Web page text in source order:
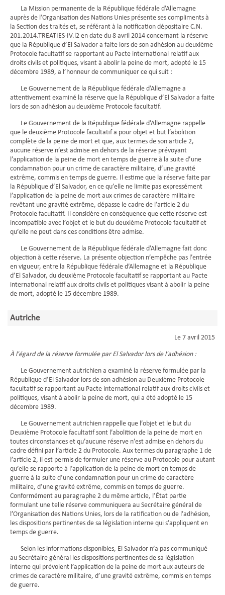
La Mission permanente de la République fédérale d’Allemagne
auprès de l’Organisation des Nations Unies présente ses compliments à
la Section des traités et, se référant à la notification dépositaire C.N.
201.2014.TREATIES-IV.l2 en date du 8 avril 2014 concernant la réserve
que la République d’El Salvador a faite lors de son adhésion au deuxième
Protocole facultatif se rapportant au Pacte international relatif aux
droits civils et politiques, visant à abolir la peine de mort, adopté le 15
décembre 1989, a l’honneur de communiquer ce qui suit :
Le Gouvernement de la République fédérale d’Allemagne a
attentivement examiné la réserve que la République d’El Salvador a faite
lors de son adhésion au deuxième Protocole facultatif.
Le Gouvernement de la République fédérale d’Allemagne rappelle
que le deuxième Protocole facultatif a pour objet et but l’abolition
complète de la peine de mort et que, aux termes de son article 2,
aucune réserve n’est admise en dehors de la réserve prévoyant
l’application de la peine de mort en temps de guerre à la suite d’une
condamnation pour un crime de caractère militaire, d’une gravité
extrême, commis en temps de guerre. Il estime que la réserve faite par
la République d’El Salvador, en ce qu’elle ne limite pas expressément
l’application de la peine de mort aux crimes de caractère militaire
revêtant une gravité extrême, dépasse le cadre de l’article 2 du
Protocole facultatif. Il considère en conséquence que cette réserve est
incompatible avec l’objet et le but du deuxième Protocole facultatif et
qu’elle ne peut dans ces conditions être admise.
Le Gouvernement de la République fédérale d’Allemagne fait donc
objection à cette réserve. La présente objection n’empêche pas l’entrée
en vigueur, entre la République fédérale d’Allemagne et la République
d’El Salvador, du deuxième Protocole facultatif se rapportant au Pacte
international relatif aux droits civils et politiques visant à abolir la peine
de mort, adopté le 15 décembre 1989.
Autriche
Le 7 avril 2015
À l'égard de la réserve formulée par El Salvador lors de l'adhésion :
Le Gouvernement autrichien a examiné la réserve formulée par la
République d’El Salvador lors de son adhésion au Deuxième Protocole
facultatif se rapportant au Pacte international relatif aux droits civils et
politiques, visant à abolir la peine de mort, qui a été adopté le 15
décembre 1989.
Le Gouvernement autrichien rappelle que l’objet et le but du
Deuxième Protocole facultatif sont l’abolition de la peine de mort en
toutes circonstances et qu’aucune réserve n’est admise en dehors du
cadre défini par l’article 2 du Protocole. Aux termes du paragraphe 1 de
l’article 2, il est permis de formuler une réserve au Protocole pour autant
qu’elle se rapporte à l’application de la peine de mort en temps de
guerre à la suite d’une condamnation pour un crime de caractère
militaire, d’une gravité extrême, commis en temps de guerre.
Conformément au paragraphe 2 du même article, l’État partie
formulant une telle réserve communiquera au Secrétaire général de
l’Organisation des Nations Unies, lors de la ratification ou de l’adhésion,
les dispositions pertinentes de sa législation interne qui s’appliquent en
temps de guerre.
Selon les informations disponibles, El Salvador n’a pas communiqué
au Secrétaire général les dispositions pertinentes de sa législation
interne qui prévoient l’application de la peine de mort aux auteurs de
crimes de caractère militaire, d’une gravité extrême, commis en temps
de guerre.